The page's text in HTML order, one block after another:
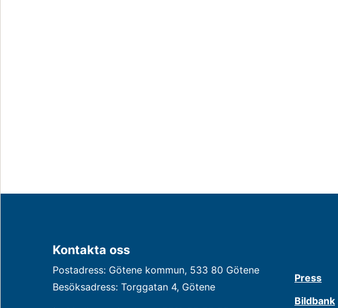
Kontakta oss
Postadress: Götene kommun, 533 80 Götene
Besöksadress: Torggatan 4, Götene
Press
Bildbank